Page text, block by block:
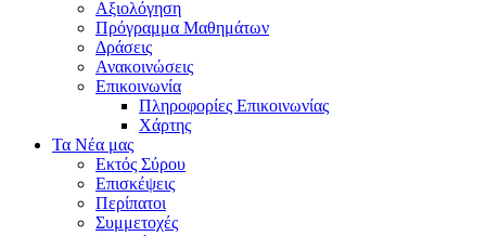
Αξιολόγηση
Πρόγραμμα Μαθημάτων
Δράσεις
Ανακοινώσεις
Επικοινωνία
Πληροφορίες Επικοινωνίας
Χάρτης
Τα Νέα μας
Εκτός Σύρου
Επισκέψεις
Περίπατοι
Συμμετοχές